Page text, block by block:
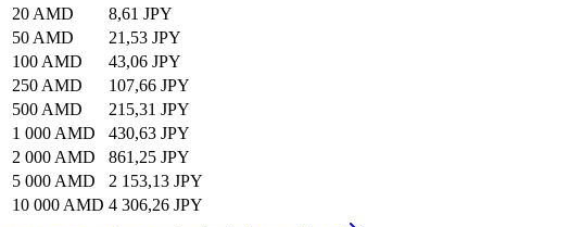
20 AMD
8,61 JPY
50 AMD
21,53 JPY
100 AMD
43,06 JPY
250 AMD
107,66 JPY
500 AMD
215,31 JPY
1 000 AMD
430,63 JPY
2 000 AMD
861,25 JPY
5 000 AMD
2 153,13 JPY
10 000 AMD 4 306,26 JPY